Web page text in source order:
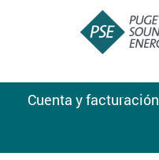
Cuenta y facturación